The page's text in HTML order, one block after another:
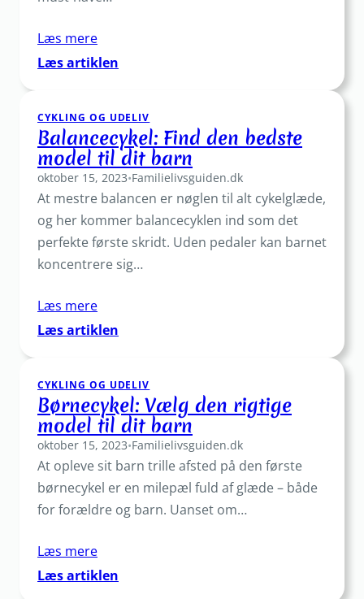
Læs mere
Læs artiklen
holder
din
cykel
tør
og
sikker
CYKLING OG UDELIV
Balancecykel: Find den bedste
model til dit barn
oktober 15, 2023•Familielivsguiden.dk
At mestre balancen er nøglen til alt cykelglæde,
og her kommer balancecyklen ind som det
perfekte første skridt. Uden pedaler kan barnet
koncentrere sig…
Læs mere
Læs artiklen
den
bedste
model
til
dit
barn
CYKLING OG UDELIV
Børnecykel: Vælg den rigtige
model til dit barn
oktober 15, 2023•Familielivsguiden.dk
At opleve sit barn trille afsted på den første
børnecykel er en milepæl fuld af glæde – både
for forældre og barn. Uanset om…
Læs mere
Læs artiklen